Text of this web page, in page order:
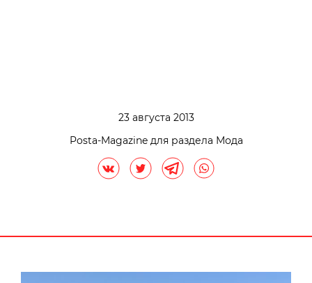
23 августа 2013
Posta-Magazine для раздела Мода